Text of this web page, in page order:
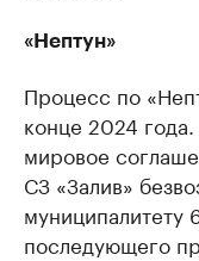
«Нептун»
Процесс по
конце 2024
мировое
СЗ «Залив»
муниципалитету
последующего